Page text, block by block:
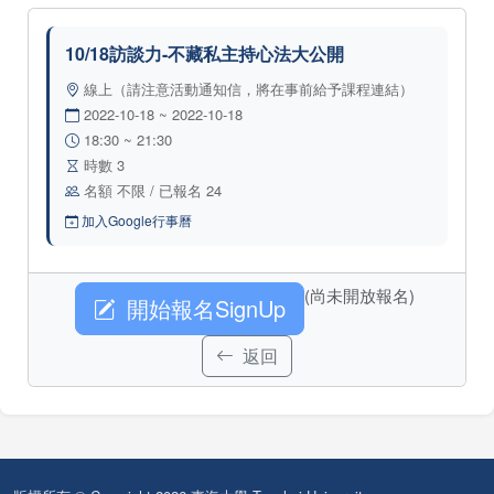
10/18訪談力-不藏私主持心法大公開
線上（請注意活動通知信，將在事前給予課程連結）
2022-10-18 ~ 2022-10-18
18:30 ~ 21:30
時數 3
名額 不限 / 已報名 24
加入Google行事曆
開始報名SignUp (尚未開放報名)
返回